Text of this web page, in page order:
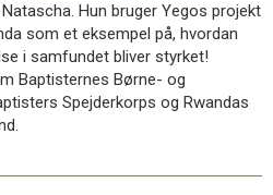
Hun bruger Yegos projekt
som et eksempel på, hvordan
i samfundet bliver styrket!
Baptisternes Børne- og
Spejderkorps og Rwandas